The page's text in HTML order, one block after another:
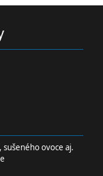
sušeného ovoce aj.